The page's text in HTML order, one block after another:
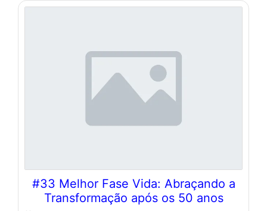
#33 Melhor Fase Vida: Abraçando a
Transformação após os 50 anos